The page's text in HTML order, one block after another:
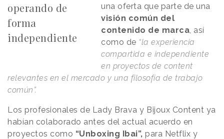
operando de
forma
independiente
una oferta que parte de una
visión común del
contenido de marca, así
como de “la experiencia
compartida e independiente
en proyectos de content
relevantes en el mercado y una filosofía de trabajo
común”.
Los profesionales de Lady Brava y Bijoux Content ya
habían colaborado antes del actual acuerdo en
proyectos como “Unboxing Ibai”, para Netflix y